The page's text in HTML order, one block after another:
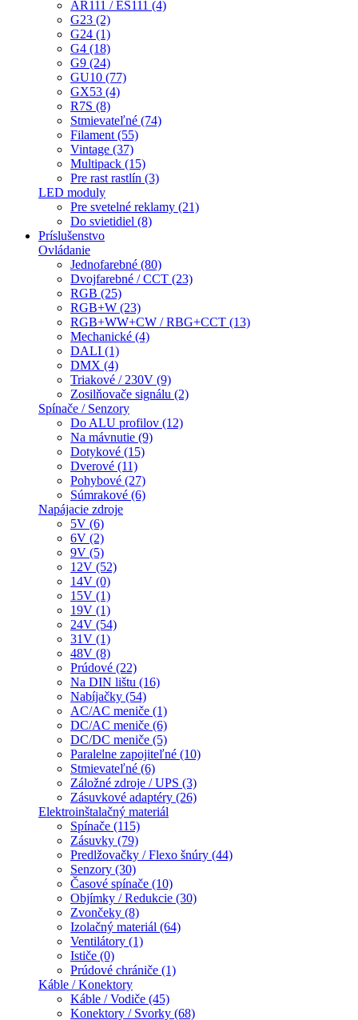
AR111 / ES111 (4)
G23 (2)
G24 (1)
G4 (18)
G9 (24)
GU10 (77)
GX53 (4)
R7S (8)
Stmievateľné (74)
Filament (55)
Vintage (37)
Multipack (15)
Pre rast rastlín (3)
LED moduly
Pre svetelné reklamy (21)
Do svietidiel (8)
Príslušenstvo
Ovládanie
Jednofarebné (80)
Dvojfarebné / CCT (23)
RGB (25)
RGB+W (23)
RGB+WW+CW / RBG+CCT (13)
Mechanické (4)
DALI (1)
DMX (4)
Triakové / 230V (9)
Zosilňovače signálu (2)
Spínače / Senzory
Do ALU profilov (12)
Na mávnutie (9)
Dotykové (15)
Dverové (11)
Pohybové (27)
Súmrakové (6)
Napájacie zdroje
5V (6)
6V (2)
9V (5)
12V (52)
14V (0)
15V (1)
19V (1)
24V (54)
31V (1)
48V (8)
Prúdové (22)
Na DIN lištu (16)
Nabíjačky (54)
AC/AC meniče (1)
DC/AC meniče (6)
DC/DC meniče (5)
Paralelne zapojiteľné (10)
Stmievateľné (6)
Záložné zdroje / UPS (3)
Zásuvkové adaptéry (26)
Elektroinštalačný materiál
Spínače (115)
Zásuvky (79)
Predlžovačky / Flexo šnúry (44)
Senzory (30)
Časové spínače (10)
Objímky / Redukcie (30)
Zvončeky (8)
Izolačný materiál (64)
Ventilátory (1)
Ističe (0)
Prúdové chrániče (1)
Káble / Konektory
Káble / Vodiče (45)
Konektory / Svorky (68)